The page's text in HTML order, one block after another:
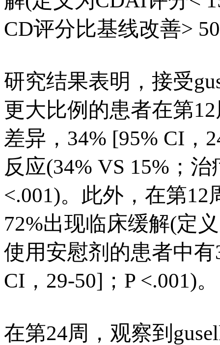
CD评分比基线改善>
研究结果表明，接受
更大比例的患者在第
差异，34% [95% CI，
反应(34% VS 15%；
<.001)。此外，在第12
72%出现临床缓解(定
使用安慰剂的患者中
CI，29-50]；P <.001)。
在第24周，观察到